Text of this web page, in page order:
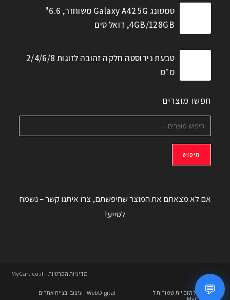
סמסונג Galaxy A42 5G משוחזר, 6.6"
4GB/128GB, דואל סים
טבעת נירוסטה חלקה זהובה לזוגות 2/4/6/8
מ״מ
חפשו מוצרים
חיפוש
אם לא מצאתם את המוצר שחיפשתם, צרו איתנו קשר – נשמח
לסייע!
מדיניות הפרטיות – MyCart.co.il
© 2026 כל הזכויות שמורות ל
WebDigital- עיצוב ובניית אתרים 💬